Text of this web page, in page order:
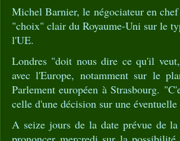
Michel Barnier, le négociateur en
"choix" clair du Royaume-Uni sur le
l'UE.
Londres "doit nous dire ce qu'il
avec l'Europe, notamment sur le
Parlement européen à Strasbourg.
celle d'une décision sur une
A seize jours de la date prévue de